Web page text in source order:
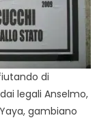
di
legali Anselmo,
gambiano